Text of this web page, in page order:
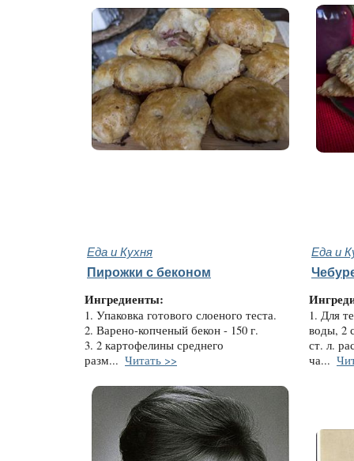
Еда и Кухня Еда и
Пирожки с беконом
Ингредиенты:
1. Упаковка готового слоеного теста.
2. Варено-копченый бекон - 150 г.
3. 2 картофелины среднего
разм... Читать >>
1. Для
воды, 2
ст. л.
ча...